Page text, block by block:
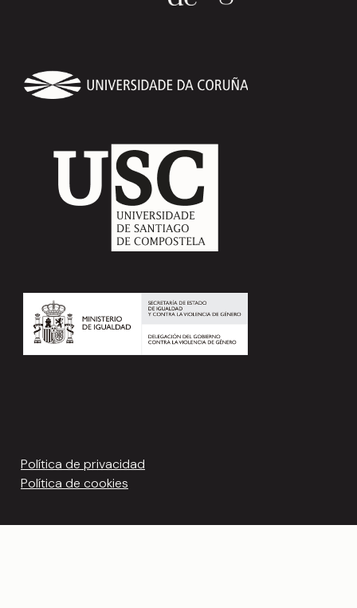
Política de privacidad
Política de cookies